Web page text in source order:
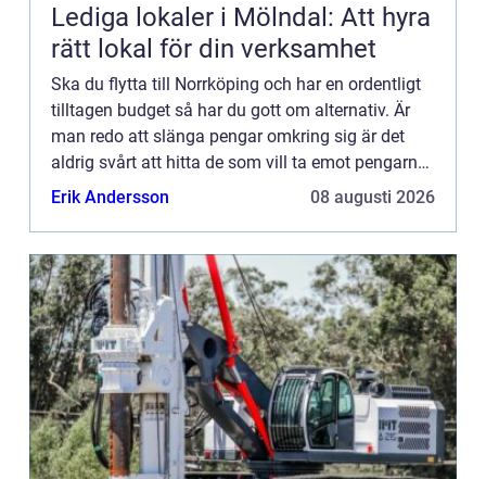
Lediga lokaler i Mölndal: Att hyra
rätt lokal för din verksamhet
Ska du flytta till Norrköping och har en ordentligt
tilltagen budget så har du gott om alternativ. Är
man redo att slänga pengar omkring sig är det
aldrig svårt att hitta de som vill ta emot pengarna.
Men du kanske ändå vill ha valuta för dina
Erik Andersson 08 augusti 2026